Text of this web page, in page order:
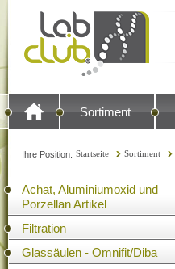
Sortiment
Ihre Position: Startseite Sortiment
Achat, Aluminiumoxid und
Porzellan Artikel
Filtration
Glassäulen - Omnifit/Diba